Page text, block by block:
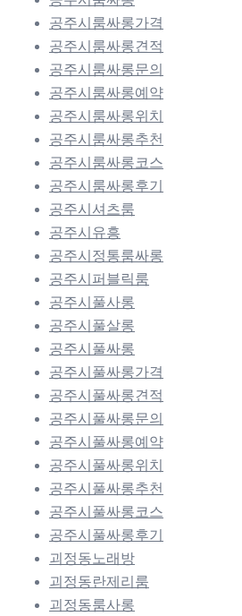
공주시룸싸롱가격
공주시룸싸롱견적
공주시룸싸롱문의
공주시룸싸롱예약
공주시룸싸롱위치
공주시룸싸롱추천
공주시룸싸롱코스
공주시룸싸롱후기
공주시셔츠룸
공주시유흥
공주시정통룸싸롱
공주시퍼블릭룸
공주시풀사롱
공주시풀살롱
공주시풀싸롱
공주시풀싸롱가격
공주시풀싸롱견적
공주시풀싸롱문의
공주시풀싸롱예약
공주시풀싸롱위치
공주시풀싸롱추천
공주시풀싸롱코스
공주시풀싸롱후기
괴정동노래방
괴정동란제리룸
괴정동룸사롱